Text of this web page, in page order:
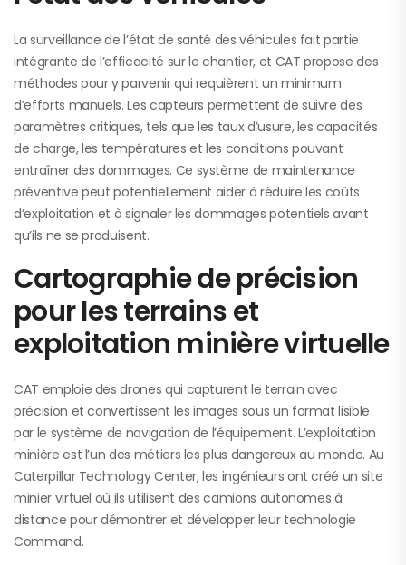
La surveillance de l’état de santé des véhicules fait partie
intégrante de l’efficacité sur le chantier, et CAT propose des
méthodes pour y parvenir qui requièrent un minimum
d’efforts manuels. Les capteurs permettent de suivre des
paramètres critiques, tels que les taux d’usure, les capacités
de charge, les températures et les conditions pouvant
entraîner des dommages. Ce système de maintenance
préventive peut potentiellement aider à réduire les coûts
d’exploitation et à signaler les dommages potentiels avant
qu’ils ne se produisent.
Cartographie de précision
pour les terrains et
exploitation minière virtuelle
CAT emploie des drones qui capturent le terrain avec
précision et convertissent les images sous un format lisible
par le système de navigation de l’équipement. L’exploitation
minière est l’un des métiers les plus dangereux au monde. Au
Caterpillar Technology Center, les ingénieurs ont créé un site
minier virtuel où ils utilisent des camions autonomes à
distance pour démontrer et développer leur technologie
Command.